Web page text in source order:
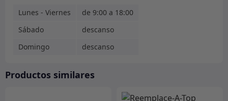
Lunes - Viernes
de 9:00 a 18:00
Sábado
descanso
Domingo
descanso
Productos similares